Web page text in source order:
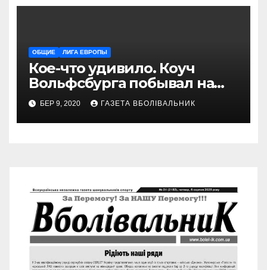
ОБЩИЕ ЛИГА ЕВРОПЫ
Кое-что удивило. Коуч
Вольфсбурга побывал на
матче Шахтера с Колосом
БЕР 9, 2020 ГАЗЕТА ВБОЛІВАЛЬНИК